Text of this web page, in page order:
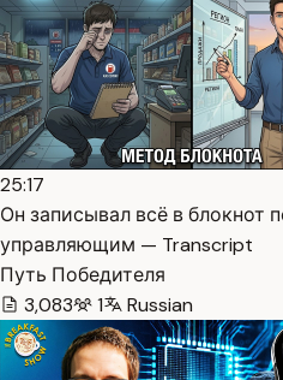
25:17
Он записывал всё в блокнот
управляющим — Transcript
Путь Победителя
3,083
1 Russian